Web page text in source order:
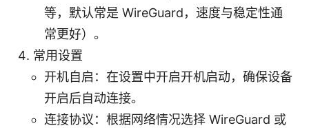
等，默认常是 WireGuard，速度与稳定性通
常更好）。
常用设置
开机自启：在设置中开启开机启动，确保设备
开启后自动连接。
连接协议：根据网络情况选择 WireGuard 或